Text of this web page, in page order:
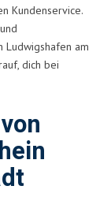
Kundenservice.
Ludwigshafen am
dich bei